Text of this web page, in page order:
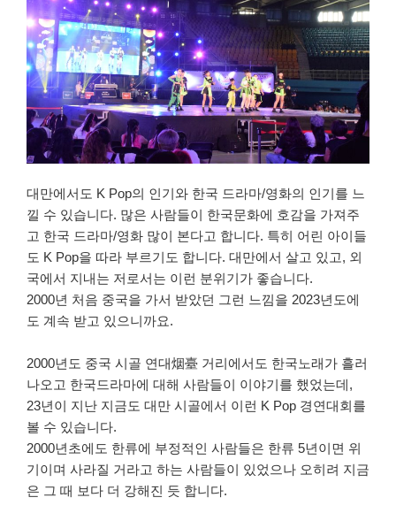
대만에서도 K Pop의 인기와 한국 드라마/영화의 인기를 느
낄 수 있습니다. 많은 사람들이 한국문화에 호감을 가져주
고 한국 드라마/영화 많이 본다고 합니다. 특히 어린 아이들
도 K Pop을 따라 부르기도 합니다. 대만에서 살고 있고, 외
국에서 지내는 저로서는 이런 분위기가 좋습니다.
2000년 처음 중국을 가서 받았던 그런 느낌을 2023년도에
도 계속 받고 있으니까요.
2000년도 중국 시골 연대烟臺 거리에서도 한국노래가 흘러
나오고 한국드라마에 대해 사람들이 이야기를 했었는데,
23년이 지난 지금도 대만 시골에서 이런 K Pop 경연대회를
볼 수 있습니다.
2000년초에도 한류에 부정적인 사람들은 한류 5년이면 위
기이며 사라질 거라고 하는 사람들이 있었으나 오히려 지금
은 그 때 보다 더 강해진 듯 합니다.